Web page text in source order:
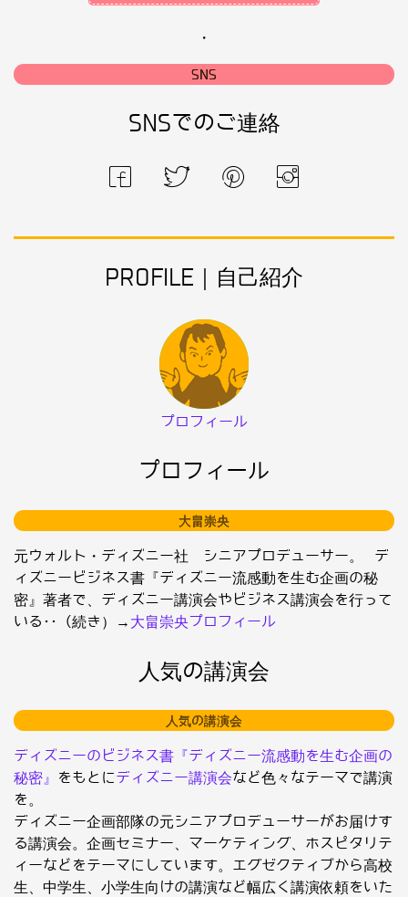
・
SNS
SNSでのご連絡
PROFILE｜自己紹介
プロフィール
プロフィール
大畠崇央
元ウォルト・ディズニー社 シニアプロデューサー。 デ
ィズニービジネス書『ディズニー流感動を生む企画の秘
密』著者で、ディズニー講演会やビジネス講演会を行って
いる･･（続き）→ 大畠崇央プロフィール
人気の講演会
人気の講演会
ディズニーのビジネス書『ディズニー流感動を生む企画の
秘密』
をもとにディズニー講演会など色々なテーマで講演
を。
ディズニー企画部隊の元シニアプロデューサーがお届けす
る講演会。企画セミナー、マーケティング、ホスピタリテ
ィーなどをテーマにしています。エグゼクティブから高校
生、中学生、小学生向けの講演など幅広く講演依頼をいた